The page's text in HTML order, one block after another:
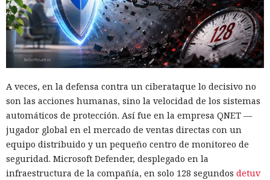
A veces, en la defensa contra un ciberataque lo decisivo no
son las acciones humanas, sino la velocidad de los sistemas
automáticos de protección. Así fue en la empresa QNET —
jugador global en el mercado de ventas directas con un
equipo distribuido y un pequeño centro de monitoreo de
seguridad. Microsoft Defender, desplegado en la
infraestructura de la compañía, en solo 128 segundos detuv